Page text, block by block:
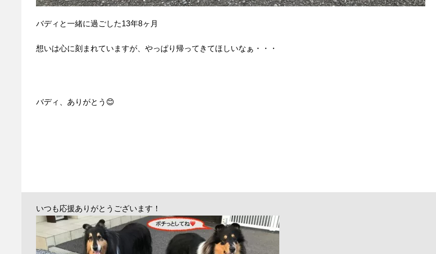
バディと一緒に過ごした13年8ヶ月
想いは心に刻まれていますが、やっぱり帰ってきてほしいなぁ・・・
バディ、ありがとう😊
いつも応援ありがとうございます！